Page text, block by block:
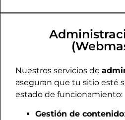
Nuestros servicios de
aseguran que tu sitio esté
estado de funcionamiento:
Gestión de contenido